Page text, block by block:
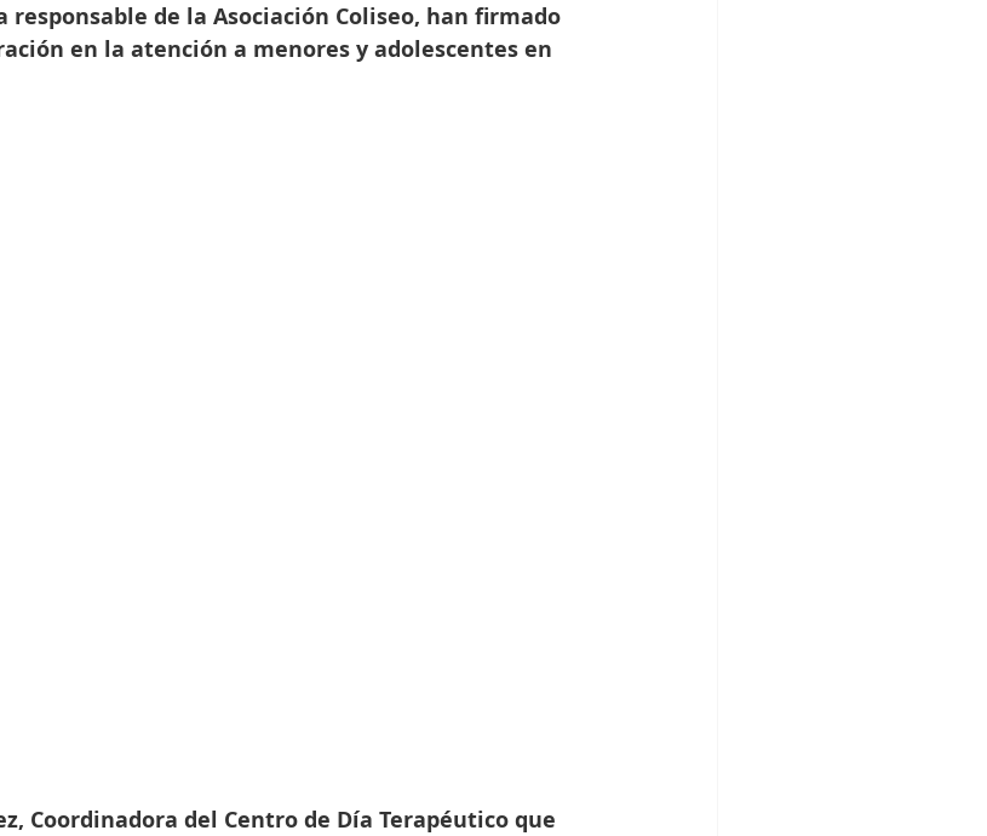
responsable de la Asociación Coliseo, han firmado
en la atención a menores y adolescentes en
Coordinadora del Centro de Día Terapéutico que